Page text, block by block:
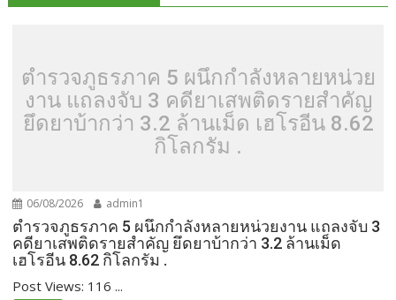
ตำรวจภูธรภาค 5 ผนึกกำลังหลายหน่วย
งาน แถลงจับ 3 คดียาเสพติดรายสำคัญ
ยึดยาบ้ากว่า 3.2 ล้านเม็ด เฮโรอีน 8.62
กิโลกรัม .
06/08/2026 admin1
ตำรวจภูธรภาค 5 ผนึกกำลังหลายหน่วยงาน แถลงจับ 3
คดียาเสพติดรายสำคัญ ยึดยาบ้ากว่า 3.2 ล้านเม็ด
เฮโรอีน 8.62 กิโลกรัม .
Post Views: 116 ...